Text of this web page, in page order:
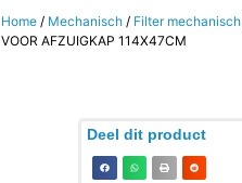
Home / Mechanisch / Filter mechanisch
VOOR AFZUIGKAP 114X47CM
Deel dit product